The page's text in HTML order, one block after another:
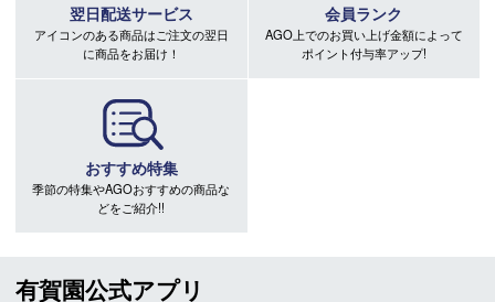
翌日配送サービス
アイコンのある商品はご注文の翌日
に商品をお届け！
会員ランク
AGO上でのお買い上げ金額によって
ポイント付与率アップ!
おすすめ特集
季節の特集やAGOおすすめの商品な
どをご紹介!!
有賀園公式アプリ